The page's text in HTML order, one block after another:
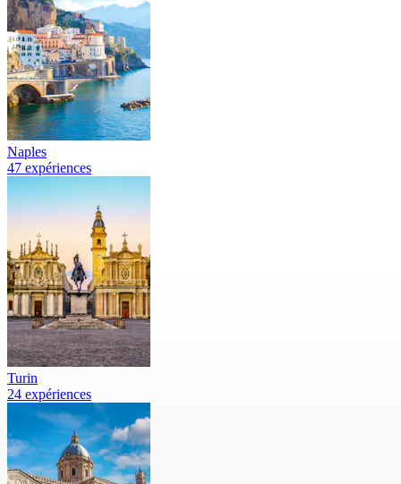
Naples
47 expériences
Turin
24 expériences